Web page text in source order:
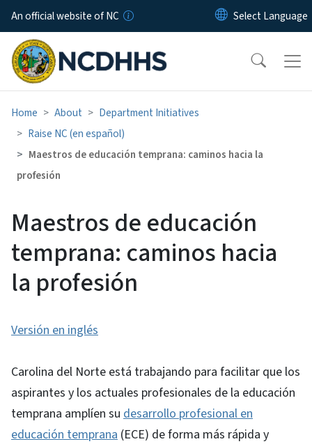
Skip to main content
An official website of NC
Home About
Department Initiatives
Raise NC (en español)
Maestros de educación temprana: caminos hacia la
profesión
Maestros de educación
temprana: caminos hacia
la profesión
Versión en inglés
Carolina del Norte está trabajando para facilitar que los
aspirantes y los actuales profesionales de la educación
temprana amplíen su desarrollo profesional en
educación temprana (ECE) de forma más rápida y